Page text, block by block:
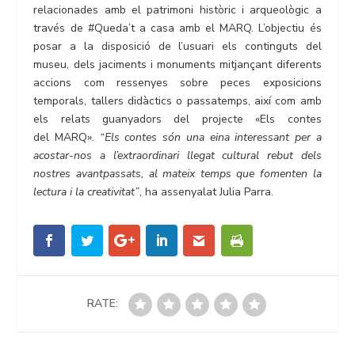
relacionades amb el patrimoni històric i arqueològic a
través de #Queda’t a casa amb el MARQ. L’objectiu és
posar a la disposició de l’usuari els continguts del
museu, dels jaciments i monuments mitjançant diferents
accions com ressenyes sobre peces exposicions
temporals, tallers didàctics o passatemps, així com amb
els relats guanyadors del projecte «Els contes
del MARQ». “Els contes són una eina interessant per a
acostar-nos a l’extraordinari llegat cultural rebut dels
nostres avantpassats, al mateix temps que fomenten la
lectura i la creativitat”, ha assenyalat Julia Parra.
RATE: